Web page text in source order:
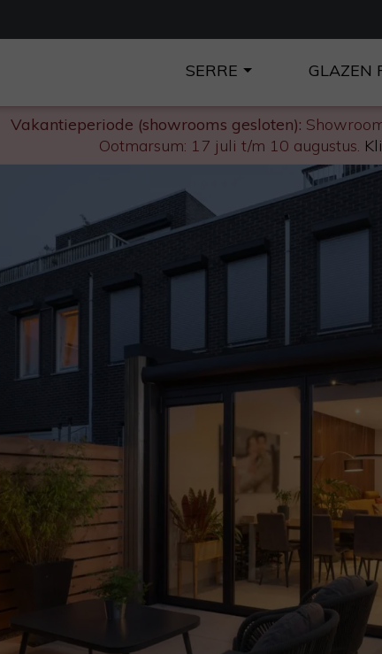
Vakantieperiode (showrooms gesloten):
Ootmarsum: 17 juli t/m 10 augustus.
SERRE GLAZEN